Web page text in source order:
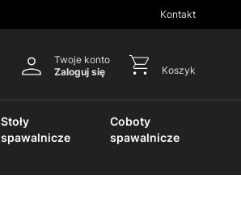
Kontakt
Twoje konto
Zaloguj się
Koszyk
Stoły
spawalnicze
Coboty
spawalnicze